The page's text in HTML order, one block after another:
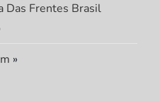
Das Frentes Brasil
»